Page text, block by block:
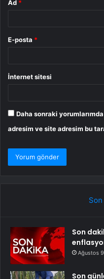
Ad *
E-posta *
İnternet sitesi
Daha sonraki
adresim ve site adresim bu
Son
Ağustos
Son